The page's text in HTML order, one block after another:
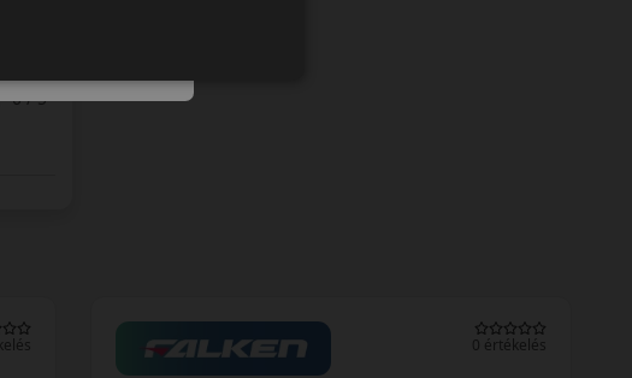
0 / 5
0 értékelés